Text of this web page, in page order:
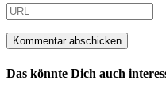
Das könnte Dich auch